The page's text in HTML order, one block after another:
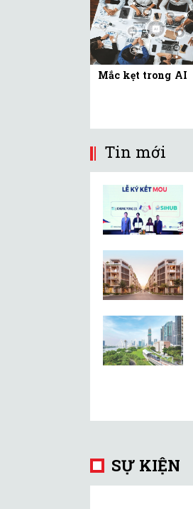
Mắc kẹt trong AI
Tin mới
SỰ KIỆN